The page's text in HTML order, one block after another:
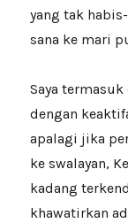
yang tak
sana ke mari
Saya
dengan
apalagi jika
ke swalayan,
kadang
khawatirkan